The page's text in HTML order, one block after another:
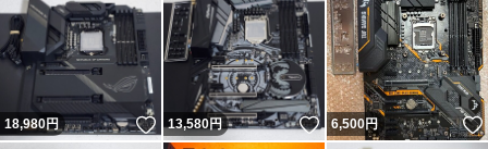
○ご落札後、Yahoo！オークション様から落札通知ールが
届きますので、内容をご確認ください
○当方より、ご案内メール（取引ナビ、または落札通知メ
18,980円 いいね！
13,580円 いいね！
6,500円